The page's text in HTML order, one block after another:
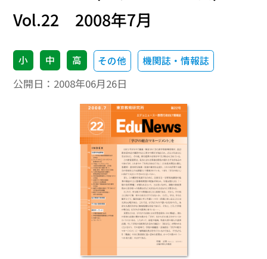
Vol.22 2008年7月
小 中 高 その他 機関誌・情報誌
公開日： 2008年06月26日